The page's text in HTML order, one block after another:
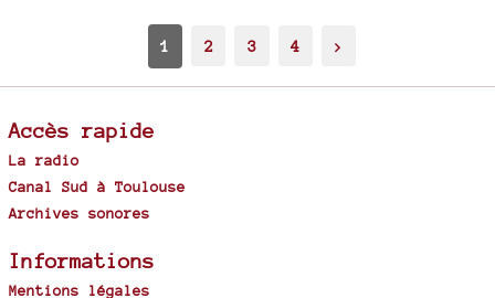
1 2 3 4 >
Accès rapide
La radio
Canal Sud à Toulouse
Archives sonores
Informations
Mentions légales